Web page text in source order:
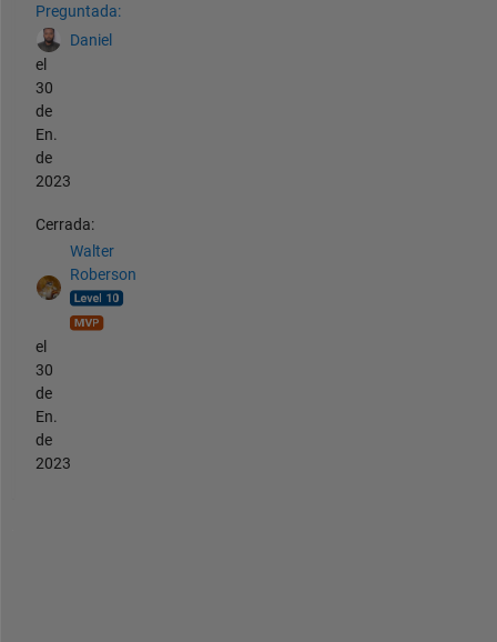
Preguntada:
Daniel
el
30
de
En.
de
2023
Cerrada:
Walter
Roberson
el
30
de
En.
de
2023